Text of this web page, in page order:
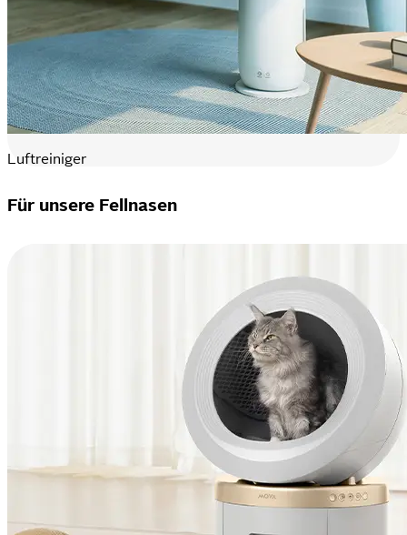
Luftreiniger
Für unsere Fellnasen